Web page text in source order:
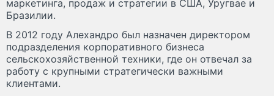
маркетинга, продаж и стратегии в США, Уругвае и
Бразилии.
В 2012 году Алехандро был назначен директором
подразделения корпоративного бизнеса
сельскохозяйственной техники, где он отвечал за
работу с крупными стратегически важными
клиентами.